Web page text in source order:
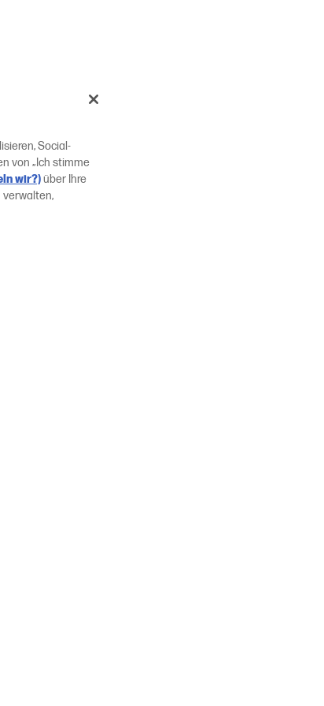
Social-
von „Ich stimme
wir?)über Ihre
verwalten,